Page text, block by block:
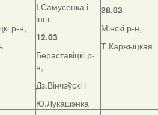
р-н,
І.Самусенка і
інш.
12.03
Бераставіцкі р-
н,
Дз.Вінчэўскі і
Ю.Лукашэнка
28.03
Мінскі р-н,
Т.Каржыцкая